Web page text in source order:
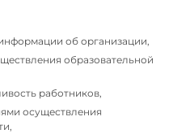
об организации,
образовательной
работников,
осуществления